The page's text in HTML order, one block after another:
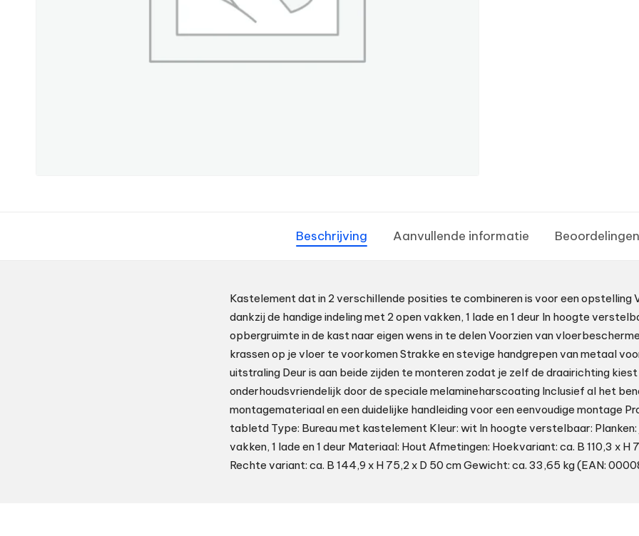
Beschrijving Aanvullende informatie
Kastelement dat in 2 verschillende posities te combineren is voor een opstelling
dankzij de handige indeling met 2 open vakken, 1 lade en 1 deur In hoogte
opbergruimte in de kast naar eigen wens in te delen Voorzien van
krassen op je vloer te voorkomen Strakke en stevige handgrepen van metaal
uitstraling Deur is aan beide zijden te monteren zodat je zelf de draairichting
onderhoudsvriendelijk door de speciale melamineharscoating Inclusief al het
montagemateriaal en een duidelijke handleiding voor een eenvoudige montage
tabletd Type: Bureau met kastelement Kleur: wit In hoogte verstelbaar: Planken:
vakken, 1 lade en 1 deur Materiaal: Hout Afmetingen: Hoekvariant: ca. B 110,3 x H
Rechte variant: ca. B 144,9 x H 75,2 x D 50 cm Gewicht: ca. 33,65 kg (EAN: